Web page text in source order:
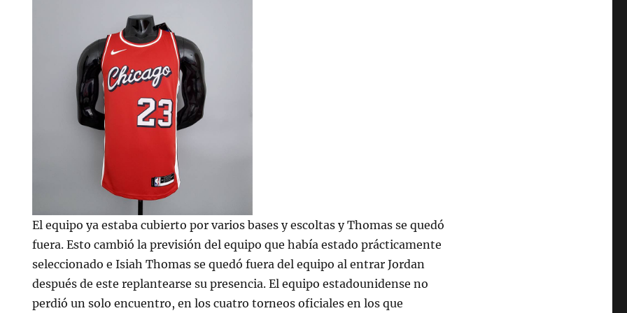
El equipo ya estaba cubierto por varios bases y escoltas y Thomas se quedó
fuera. Esto cambió la previsión del equipo que había estado prácticamente
seleccionado e Isiah Thomas se quedó fuera del equipo al entrar Jordan
después de este replantearse su presencia. El equipo estadounidense no
perdió un solo encuentro, en los cuatro torneos oficiales en los que